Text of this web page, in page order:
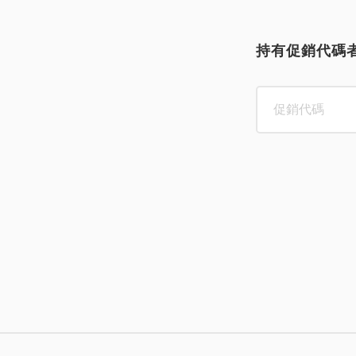
持有促銷代碼